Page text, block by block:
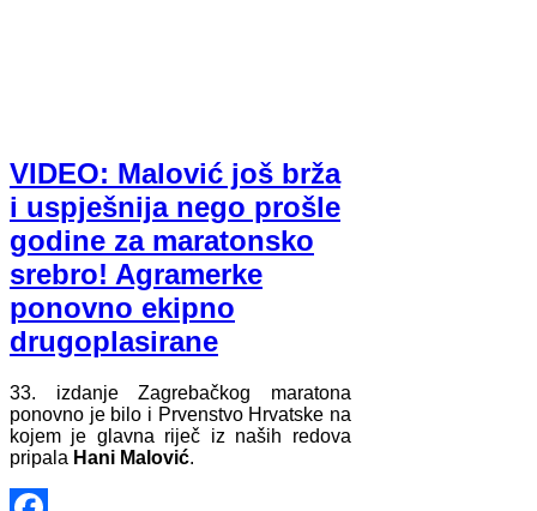
VIDEO: Malović još brža
i uspješnija nego prošle
godine za maratonsko
srebro! Agramerke
ponovno ekipno
drugoplasirane
33. izdanje Zagrebačkog maratona
ponovno je bilo i Prvenstvo Hrvatske na
kojem je glavna riječ iz naših redova
pripala Hani Malović.